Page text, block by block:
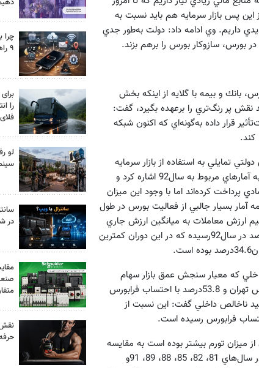
پس بازار سرمايه هم بايد نسبت به
داريم. وي ادامه داد: دولت به‌طور جدي
سازوكار بورس را برهم بزند.
بانك و بيمه با گلايه از اينكه بخش
نقش پر رنگ‌تري را برعهده بگيرد، گفت:
قرار داده به‌گونه‌اي كه اكنون شبكه
كند.
تمايلي به استفاده از بازار سرمايه
براي تأمين مالي خود نداشته و به سوي منابع بانكي روي آورند.سيف در ادامه به آمارهاي مربوط به سال‌92 اشاره كرد و
اقتصادي پرداخت كرده‌اند اما با وجود اين ميزان
بسيار جالبي از فعاليت بورس در طول
تقسيم ارزش معاملات به ميانگين ارزش جاري
بازار به‌دست مي‌آيد، تأكيدكرد: اين نسبت از 21.9 درصد در سال‌81 به 34.6درصد در سال‌92رسيده كه در اين دوران كمترين
كه معيار سنجش عمق بازار سهام
است،گفت: اين نسبت از 12.9درصد در سال‌81 به43.1درصد در سال‌92در بورس تهران و 53.8درصد با احتساب فرابورس
ناخالص داخلي گفت: اين نسبت از
در طول 7سال بازده بورس تهران از ميزان تورم بيشتر بوده است به مقايسه
بازده بورس و تورم(با محاسبه شاخص قيمت و بازده نقدي) پرداخت و گفت: در سال‌هاي 81، 82، 85، 88، 89، 91و
چرا
۹ راهکار واقعی
را
لو
در